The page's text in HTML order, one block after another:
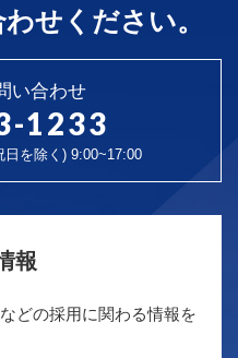
せください。
い合わせ
1233
を除く) 9:00~17:00
報
どの採用に関わる情報を